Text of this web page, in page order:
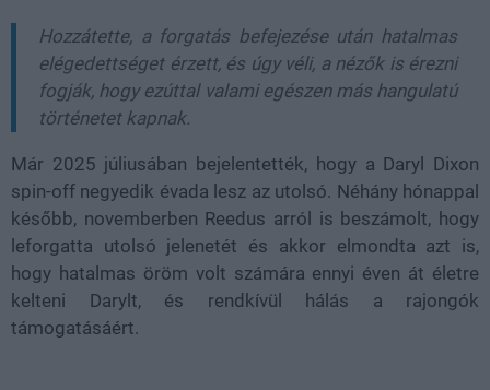
Hozzátette, a forgatás befejezése után hatalmas
elégedettséget érzett, és úgy véli, a nézők is érezni
fogják, hogy ezúttal valami egészen más hangulatú
történetet kapnak.
Már 2025 júliusában bejelentették, hogy a Daryl Dixon
spin-off negyedik évada lesz az utolsó. Néhány hónappal
később, novemberben Reedus arról is beszámolt, hogy
leforgatta utolsó jelenetét és akkor elmondta azt is,
hogy hatalmas öröm volt számára ennyi éven át életre
kelteni Darylt, és rendkívül hálás a rajongók
támogatásáért.